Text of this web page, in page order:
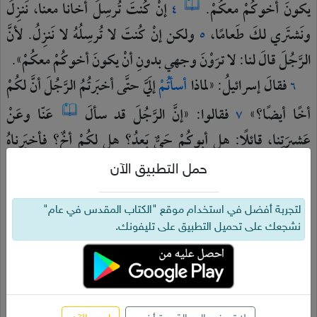
يكونَأخوكُمْمعكُمْ. ٤ إنْكُنتَتُرسِلُأخانامعنا،نَنزِلُ
ونَشتَريلكَطَعامًا، ٥ ولكنإنْكُنتَلاتُرسِلُهُلانَنزِلُ.لأنَّ
الرَّجُلَقالَلنا:لاترَوْنَوجهيبدونِأنْيكونَأخوكُمْمعكُمْ».
٦فقالَإسرائيلُ:«لماذاأسأتُمْإلَيَّحتَّىأخبَرتُمُالرَّجُلَأنَّلكُمْ
أخًا أيضًا؟» ٧ فقالوا: «إنَّ الرَّجُلَ قد سألَ عَنّا وعَنْ
عَشيرَتِنا،قائلًا:هلأبوكُمْحَيٌّبَعدُ؟هللكُمْأخٌ؟فأخبَرناهُ
هلكُنّانَعلَمُأنَّهُيقولُ:
٨ وقالَيَهوذالإسرائيلَأبيهِ:«أرسِلِالغُلامَمَعيلنَقومَ
ونَذهَبَونَحياولانَموتَ،نَحنُوأنتَوأولادُناجميعًا.
أضمَنُهُ.
مِنْيَديتطلُبُهُ.إنْلمأجِئْبهِإلَيكَوأوقِفهُقُدّامَكَ،
إلَيكَكُلَّالأيّامِ.١٠ لأنَّنالو
رَجَعناالآنَمَرَّتَينِ».
حمل التطبيق الآن
لتجربة أفضل في استخدام موقع "الكتاب المقدس في عام"
نشجعك على تحميل التطبيق على تليفونك.